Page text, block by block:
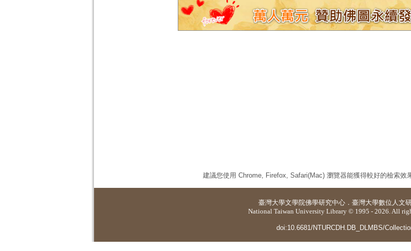
建議您使用 Chrome, Firefox, Safari(Mac) 瀏覽器能獲得較好的檢索效
臺灣大學文學院佛學研究中心 ． 臺灣大學數位人文
National Taiwan University Library © 1995 - 2026. All
doi:10.6681/NTURCDH.DB_DLMBS/